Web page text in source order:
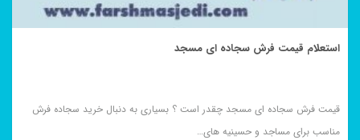
استعلام قیمت فرش سجاده ای مسجد
قیمت فرش سجاده ای مسجد چقدر است ؟ بسیاری به دنبال خرید سجاده فرش
مناسب برای مساجد و حسینیه های…